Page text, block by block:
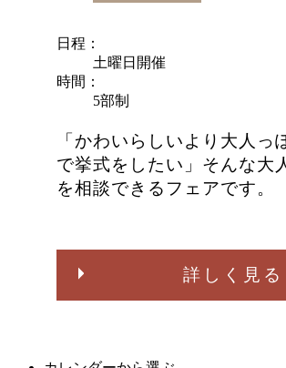
日程
土曜日開催
時間
5部制
「かわいらしいより大人っ
で挙式をしたい」そんな大
を相談できるフェアです。
詳しく見る